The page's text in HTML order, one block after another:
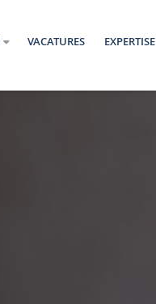
VACATURES EXPERTISE